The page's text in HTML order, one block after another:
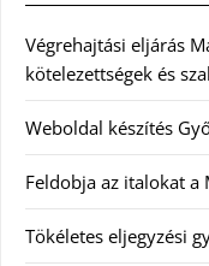
Végrehajtási eljárás
kötelezettségek és
Weboldal készítés
Feldobja az italokat a
Tökéletes eljegyzési